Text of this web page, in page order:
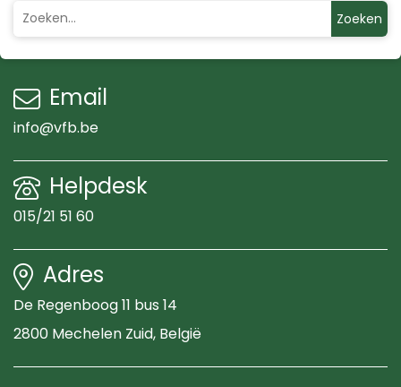
Zoeken
Email
info@vfb.be
Helpdesk
015/21 51 60
Adres
De Regenboog 11 bus 14
2800 Mechelen Zuid, België